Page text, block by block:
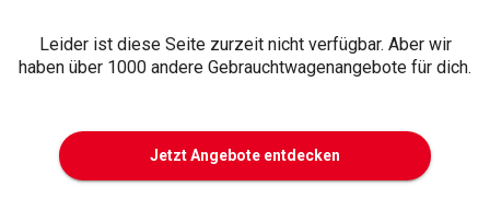
Leider ist diese Seite zurzeit nicht verfügbar. Aber wir
haben über 1000 andere Gebrauchtwagenangebote für dich.
Jetzt Angebote entdecken